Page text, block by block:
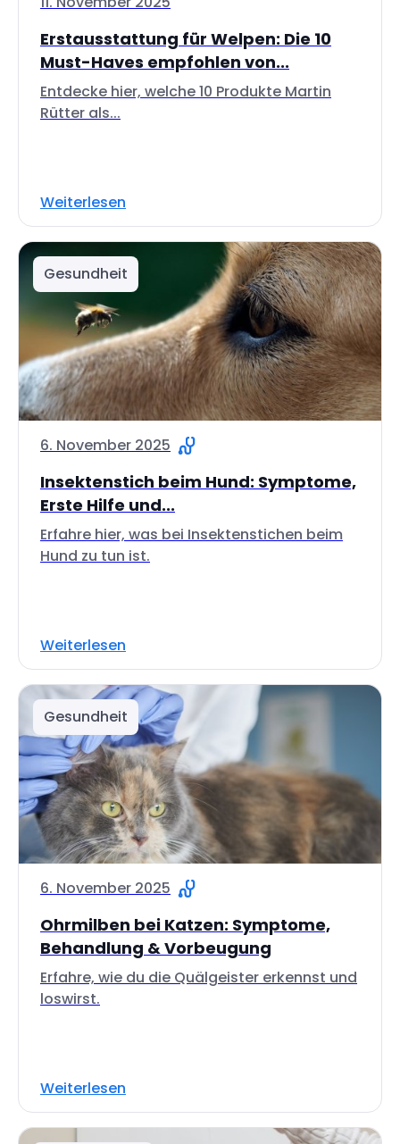
Erstausstattung für Welpen: Die 10
Must-Haves empfohlen von...
Entdecke hier, welche 10 Produkte Martin
Rütter als...
Weiterlesen
Gesundheit
6. November 2025
Insektenstich beim Hund: Symptome,
Erste Hilfe und...
Erfahre hier, was bei Insektenstichen beim
Hund zu tun ist.
Weiterlesen
Gesundheit
6. November 2025
Ohrmilben bei Katzen: Symptome,
Behandlung & Vorbeugung
Erfahre, wie du die Quälgeister erkennst und
loswirst.
Weiterlesen